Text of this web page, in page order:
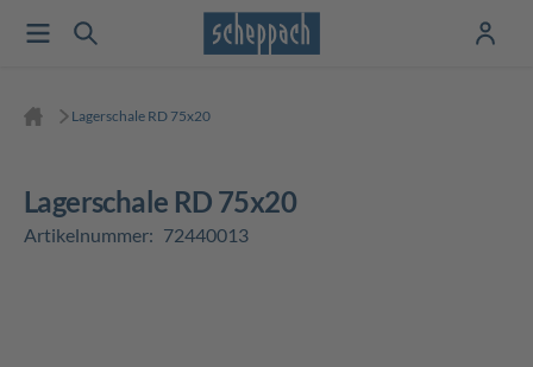
Lagerschale RD 75x20
Lagerschale RD 75x20
Artikelnummer: 72440013